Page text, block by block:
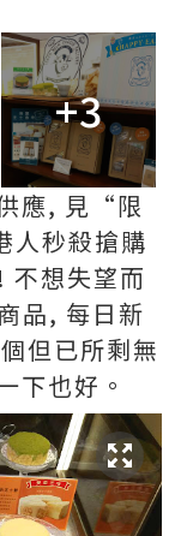
+3
應, 見“限
秒殺搶購
不想失望而
品, 每日新
但已所剩無
下也好。